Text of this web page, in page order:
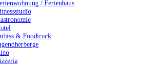
/ Ferienhaus
& Foodtruck